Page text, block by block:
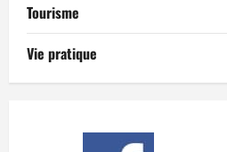
Tourisme
Vie pratique